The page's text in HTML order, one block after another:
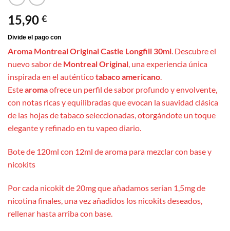
15,90 €
Aroma Montreal Original Castle Longfill 30ml. Descubre el
nuevo sabor de Montreal Original, una experiencia única
inspirada en el auténticotabaco americano.
Estearomaofrece un perfil de sabor profundo y envolvente,
con notas ricas y equilibradas que evocan la suavidad clásica
de las hojas de tabaco seleccionadas, otorgándote un toque
elegante y refinado en tu vapeo diario.
Bote de 120ml con 12ml de aroma para mezclar con base y
nicokits
Por cada nicokit de 20mg que añadamos serían 1,5mg de
nicotina finales, una vez añadidos los nicokits deseados,
rellenar hasta arriba con base.